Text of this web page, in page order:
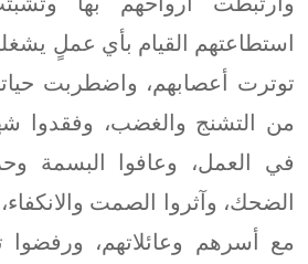
استطاعتهم القيام بأي عملٍ
توترت أعصابهم، واضطربت
من التشنج والغضب، وفقدوا
في العمل، وعافوا البسمة
الضحك، وآثروا الصمت
مع أسرهم وعائلاتهم، ورفضوا